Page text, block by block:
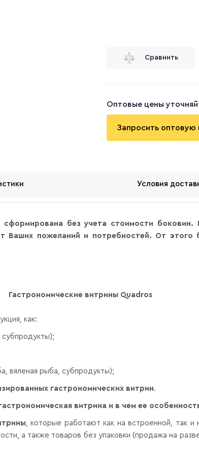
Сравнить
Оптовые цены
Запросить оптовую
Условия
без учета стоимости боковин.
Ваших пожеланий и потребностей. От этого
Гастрономические витрины Quadros
как:
субпродукты);
вяленая рыба, субпродукты);
гастрономических витрин.
витрина и в чем ее
, которые работают как на встроенной, так
а также товаров без упаковки (продажа на